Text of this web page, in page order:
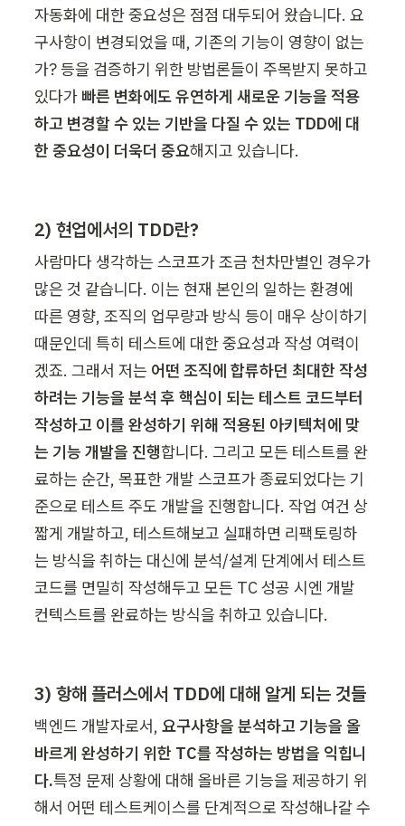
자동화에 대한 중요성은 점점 대두되어 왔습니다. 요
구사항이 변경되었을 때, 기존의 기능이 영향이 없는
가? 등을 검증하기 위한 방법론들이 주목받지 못하고
있다가 빠른 변화에도 유연하게 새로운 기능을 적용
하고 변경할 수 있는 기반을 다질 수 있는 TDD에 대
한 중요성이 더욱더 중요해지고 있습니다.
2) 현업에서의 TDD란?
사람마다 생각하는 스코프가 조금 천차만별인 경우가
많은 것 같습니다. 이는 현재 본인의 일하는 환경에
따른 영향, 조직의 업무량과 방식 등이 매우 상이하기
때문인데 특히 테스트에 대한 중요성과 작성 여력이
겠죠. 그래서 저는 어떤 조직에 합류하던 최대한 작성
하려는 기능을 분석 후 핵심이 되는 테스트 코드부터
작성하고 이를 완성하기 위해 적용된 아키텍처에 맞
는 기능 개발을 진행합니다. 그리고 모든 테스트를 완
료하는 순간, 목표한 개발 스코프가 종료되었다는 기
준으로 테스트 주도 개발을 진행합니다. 작업 여건 상
짧게 개발하고, 테스트해보고 실패하면 리팩토링하
는 방식을 취하는 대신에 분석/설계 단계에서 테스트
코드를 면밀히 작성해두고 모든 TC 성공 시엔 개발
컨텍스트를 완료하는 방식을 취하고 있습니다.
3) 항해 플러스에서 TDD에 대해 알게 되는 것들
백엔드 개발자로서, 요구사항을 분석하고 기능을 올
바르게 완성하기 위한 TC를 작성하는 방법을 익힙니
다.특정 문제 상황에 대해 올바른 기능을 제공하기 위
해서 어떤 테스트케이스를 단계적으로 작성해나갈 수